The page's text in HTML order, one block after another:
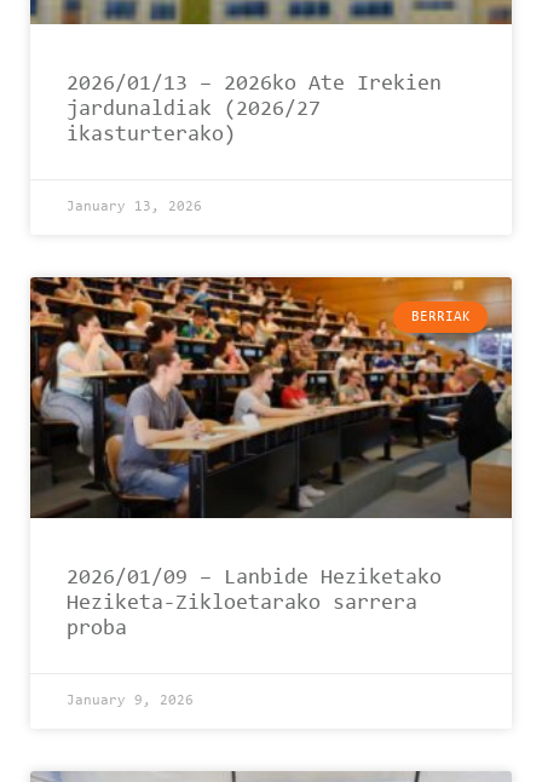
2026/01/13 – 2026ko Ate Irekien
jardunaldiak (2026/27
ikasturterako)
January 13, 2026
BERRIAK
2026/01/09 – Lanbide Heziketako
Heziketa-Zikloetarako sarrera
proba
January 9, 2026